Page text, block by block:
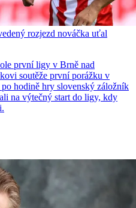
rozjezd nováčka uťal
první ligy v Brně nad
soutěže první porážku v
hodině hry slovenský záložník
na výtečný start do ligy, kdy